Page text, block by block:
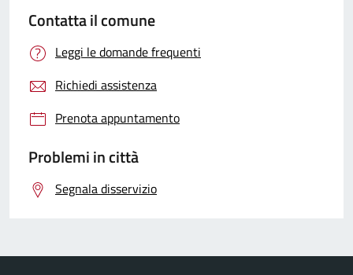
Contatta il comune
Leggi le domande frequenti
Richiedi assistenza
Prenota appuntamento
Problemi in città
Segnala disservizio